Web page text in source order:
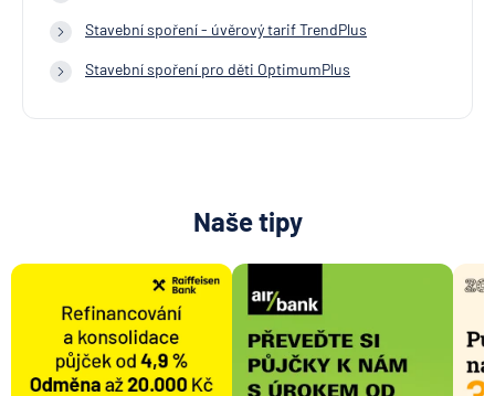
Stavební spoření - úvěrový tarif TrendPlus
Stavební spoření pro děti OptimumPlus
Naše tipy